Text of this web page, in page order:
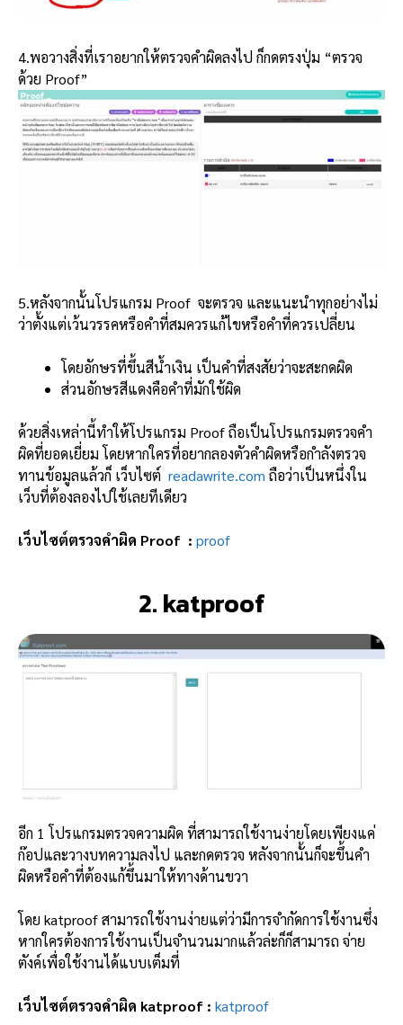
4.พอวางสิ่งที่เราอยากให้ตรวจคำผิดลงไป ก็กดตรงปุ่ม “ตรวจ
ด้วย Proof”
5.หลังจากนั้นโปรแกรม Proof จะตรวจ และแนะนำทุกอย่างไม่
ว่าตั้งแต่เว้นวรรคหรือคำที่สมควรแก้ไขหรือคำที่ควรเปลี่ยน
โดยอักษรที่ขึ้นสีน้ำเงิน เป็นคำที่สงสัยว่าจะสะกดผิด
ส่วนอักษรสีแดงคือคำที่มักใช้ผิด
ด้วยสิ่งเหล่านี้ทำให้โปรแกรม Proofถือเป็นโปรแกรมตรวจคำ
ผิดที่ยอดเยี่ยม โดยหากใครที่อยากลองตัวคำผิดหรือกำลังตรวจ
ทานข้อมูลแล้วก็ เว็บไซต์ readawrite.com ถือว่าเป็นหนึ่งใน
เว็บที่ต้องลองไปใช้เลยทีเดียว
เว็บไซต์ตรวจคำผิด Proof : proof
2. katproof
อีก 1 โปรแกรมตรวจความผิด ที่สามารถใช้งานง่ายโดยเพียงแค่
ก๊อปและวางบทความลงไป และกดตรวจ หลังจากนั้นก็จะขึ้นคำ
ผิดหรือคำที่ต้องแก้ขึ้นมาให้ทางด้านขวา
โดย katproof สามารถใช้งานง่ายแต่ว่ามีการจำกัดการใช้งานซึ่ง
หากใครต้องการใช้งานเป็นจำนวนมากแล้วล่ะก็ก็สามารถ จ่าย
ตังค์เพื่อใช้งานได้แบบเต็มที่
เว็บไซต์ตรวจคำผิด katproof : katproof